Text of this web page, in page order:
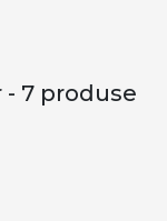
7 produse